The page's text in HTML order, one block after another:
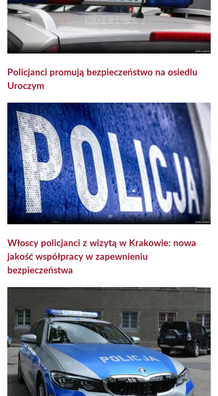
Policjanci promują bezpieczeństwo na osiedlu
Uroczym
Włoscy policjanci z wizytą w Krakowie: nowa
jakość współpracy w zapewnieniu
bezpieczeństwa